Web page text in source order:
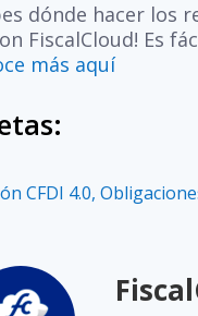
dónde hacer los
FiscalCloud! Es
más aquí
CFDI 4.0,